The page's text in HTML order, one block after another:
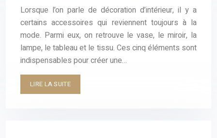
Lorsque l’on parle de décoration d’intérieur, il y a
certains accessoires qui reviennent toujours à la
mode. Parmi eux, on retrouve le vase, le miroir, la
lampe, le tableau et le tissu. Ces cinq éléments sont
indispensables pour créer une…
LIRE LA SUITE